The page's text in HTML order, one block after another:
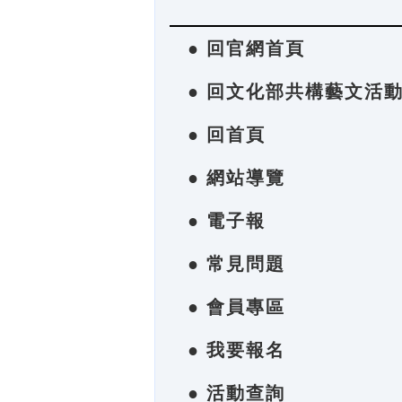
● 回官網首頁
● 回文化部共構藝文活
● 回首頁
● 網站導覽
● 電子報
● 常見問題
● 會員專區
● 我要報名
● 活動查詢